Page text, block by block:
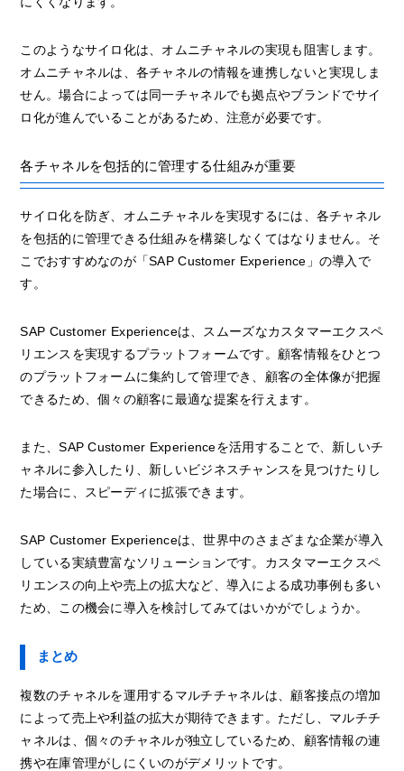
このようなサイロ化は、オムニチャネルの実現も阻害します。
オムニチャネルは、各チャネルの情報を連携しないと実現しま
せん。場合によっては同一チャネルでも拠点やブランドでサイ
ロ化が進んでいることがあるため、注意が必要です。
各チャネルを包括的に管理する仕組みが重要
サイロ化を防ぎ、オムニチャネルを実現するには、各チャネル
を包括的に管理できる仕組みを構築しなくてはなりません。そ
こでおすすめなのが「SAP Customer Experience」の導入で
す。
SAP Customer Experienceは、スムーズなカスタマーエクスペ
リエンスを実現するプラットフォームです。顧客情報をひとつ
のプラットフォームに集約して管理でき、顧客の全体像が把握
できるため、個々の顧客に最適な提案を行えます。
また、SAP Customer Experienceを活用することで、新しいチ
ャネルに参入したり、新しいビジネスチャンスを見つけたりし
た場合に、スピーディに拡張できます。
SAP Customer Experienceは、世界中のさまざまな企業が導入
している実績豊富なソリューションです。カスタマーエクスペ
リエンスの向上や売上の拡大など、導入による成功事例も多い
ため、この機会に導入を検討してみてはいかがでしょうか。
まとめ
複数のチャネルを運用するマルチチャネルは、顧客接点の増加
によって売上や利益の拡大が期待できます。ただし、マルチチ
ャネルは、個々のチャネルが独立しているため、顧客情報の連
携や在庫管理がしにくいのがデメリットです。